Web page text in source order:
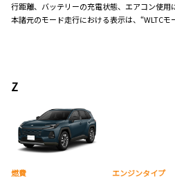
行距離、バッテリーの充電状態、エアコン使
本諸元のモード走行における表示は、“WLTCモ
Z
燃費 エンジンタイプ